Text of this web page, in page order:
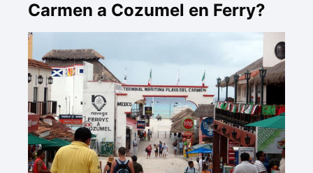
Carmen a Cozumel en Ferry?